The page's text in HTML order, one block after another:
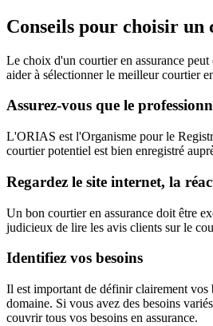
Conseils pour choisir un
Le choix d'un courtier en assurance
aider à sélectionner le meilleur courtier
Assurez-vous que le
L'ORIAS est l'Organisme pour le
courtier potentiel est bien enregistré
Regardez le site internet, la
Un bon courtier en assurance doit être
judicieux de lire les avis clients sur le
Identifiez vos besoins
Il est important de définir clairement vos
domaine. Si vous avez des besoins
couvrir tous vos besoins en assurance.